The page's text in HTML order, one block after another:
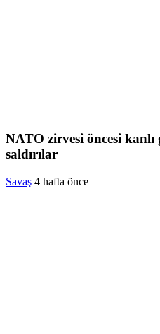
NATO zirvesi öncesi kanlı
saldırılar
Savaş 4 hafta önce